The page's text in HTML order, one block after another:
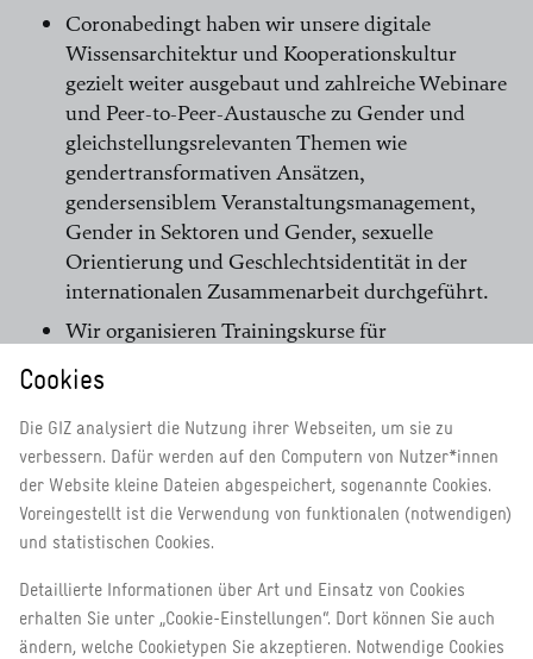
Cookies
Die GIZ analysiert die Nutzung ihrer Webseiten, um sie zu
verbessern. Dafür werden auf den Computern von Nutzer*innen
der Website kleine Dateien abgespeichert, sogenannte Cookies.
Voreingestellt ist die Verwendung von funktionalen (notwendigen)
und statistischen Cookies.
Detaillierte Informationen über Art und Einsatz von Cookies
erhalten Sie unter „Cookie-Einstellungen“. Dort können Sie auch
ändern, welche Cookietypen Sie akzeptieren. Notwendige Cookies
Coronabedingt haben wir unsere digitale
Wissensarchitektur und Kooperationskultur
gezielt weiter ausgebaut und zahlreiche Webinare
und Peer-to-Peer-Austausche zu Gender und
gleichstellungsrelevanten Themen wie
gendertransformativen Ansätzen,
gendersensiblem Veranstaltungsmanagement,
Gender in Sektoren und Gender, sexuelle
Orientierung und Geschlechtsidentität in der
internationalen Zusammenarbeit durchgeführt.
Wir organisieren Trainingskurse für
Sexual Exploitation, Abuse, and Harassment (
SEAH
lesen Sie mehr
) und Gender im Auftragsmanagement.
Wir setzen personalpolitische Maßnahmen zur
Gleichstellung um und haben damit Erfolge
erzielt. Ende 2021 waren 54 Prozent aller
Führungs- und Managementpositionen an GIZ-
Standorten in Deutschland und 41,5 Prozent der
Führungspositionen in der Außenstruktur der
GIZ mit Frauen besetzt.